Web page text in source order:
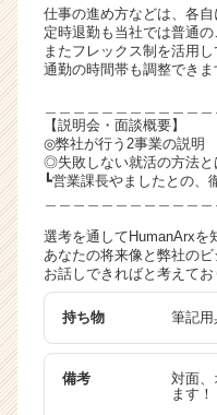
仕事の進め方などは、各自
定時退勤も当社では普通の
またフレックス制を活用し
通勤の時間帯も調整できま
【説明会・面談概要】
◎弊社が行う2事業の説明
◎失敗しない就活の方法と
┗営業課長やましたとの、
選考を通してHumanArxを
あなたの将来像と弊社の
お話しできればと考えてお
持ち物 筆記用
備考
対面、
ます！